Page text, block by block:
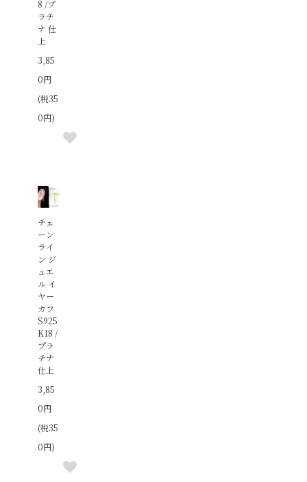
8 /プ
ラチ
ナ 仕
上
3,85
0円
(税35
0円)
チェ
ーン
ライ
ン ジ
ュエ
ル イ
ヤー
カフ
S925
K18 /
プラ
チナ
仕上
3,85
0円
(税35
0円)